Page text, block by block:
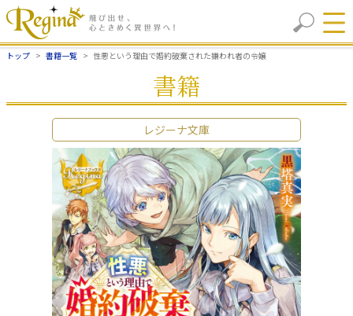
トップ 書籍一覧 性悪という理由で婚約破棄された嫌われ者の令嬢
書籍
レジーナ文庫